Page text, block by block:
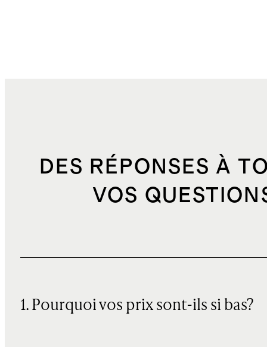
DES RÉPONSES À
VOS
1. Pourquoi vos prix sont-ils si bas?